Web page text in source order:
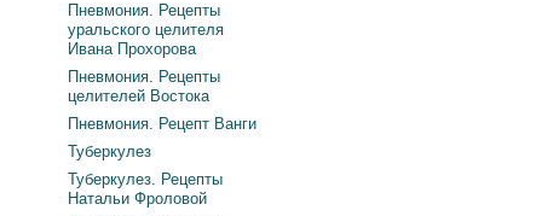
Пневмония. Рецепты
уральского целителя
Ивана Прохорова
Пневмония. Рецепты
целителей Востока
Пневмония. Рецепт Ванги
Туберкулез
Туберкулез. Рецепты
Натальи Фроловой